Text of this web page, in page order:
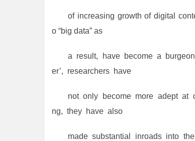
of increasing growth of digital
o “big data” as
a result, have become a
er’, researchers have
not only become more adept at
ng, they have also
made substantial inroads into